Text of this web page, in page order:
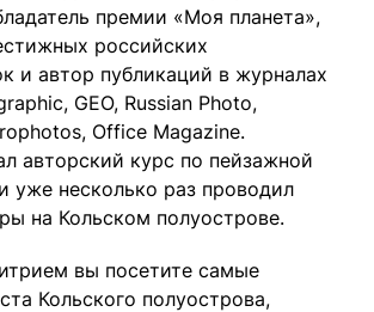
премии «Моя планета»,
российских
и автор публикаций в журналах
GEO, Russian Photo,
Office Magazine.
авторский курс по пейзажной
уже несколько раз проводил
на Кольском полуострове.
вы посетите самые
Кольского полуострова,